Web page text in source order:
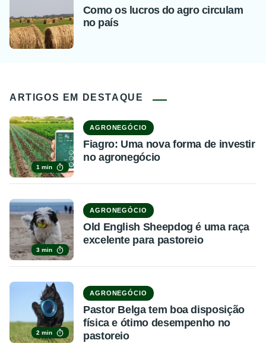
Como os lucros do agro circulam
no país
ARTIGOS EM DESTAQUE
1 min
AGRONEGÓCIO
Fiagro: Uma nova forma de investir
no agronegócio
3 min
AGRONEGÓCIO
Old English Sheepdog é uma raça
excelente para pastoreio
2 min
AGRONEGÓCIO
Pastor Belga tem boa disposição
física e ótimo desempenho no
pastoreio